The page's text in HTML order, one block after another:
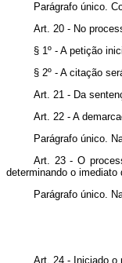
Parágrafo único.
Art. 20 - No
§ 1º - A petição
§ 2º - A citação
Art. 21 - Da
Art. 22 - A
Parágrafo único.
Art. 23 - O
determinando o
Parágrafo único.
Art. 24 - Iniciado o